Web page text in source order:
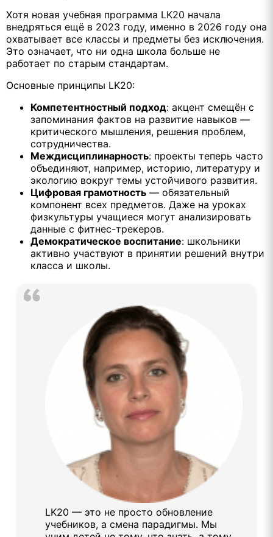
Хотя новая учебная программа LK20 начала
внедряться ещё в 2023 году, именно в 2026 году она
охватывает все классы и предметы без исключения.
Это означает, что ни одна школа больше не
работает по старым стандартам.
Основные принципы LK20:
Компетентностный подход: акцент смещён с
запоминания фактов на развитие навыков —
критического мышления, решения проблем,
сотрудничества.
Междисциплинарность: проекты теперь часто
объединяют, например, историю, литературу и
экологию вокруг темы устойчивого развития.
Цифровая грамотность — обязательный
компонент всех предметов. Даже на уроках
физкультуры учащиеся могут анализировать
данные с фитнес-трекеров.
Демократическое воспитание: школьники
активно участвуют в принятии решений внутри
класса и школы.
LK20 — это не просто обновление
учебников, а смена парадигмы. Мы